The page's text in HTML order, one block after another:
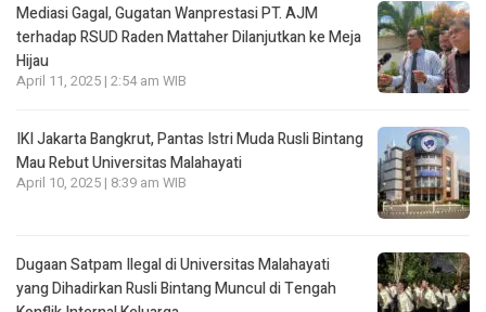
Mediasi Gagal, Gugatan Wanprestasi PT. AJM
terhadap RSUD Raden Mattaher Dilanjutkan ke Meja
Hijau
April 11, 2025 | 2:54 am WIB
IKI Jakarta Bangkrut, Pantas Istri Muda Rusli Bintang
Mau Rebut Universitas Malahayati
April 10, 2025 | 8:39 am WIB
Dugaan Satpam Ilegal di Universitas Malahayati
yang Dihadirkan Rusli Bintang Muncul di Tengah